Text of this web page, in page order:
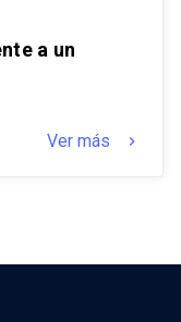
a un
Ver más keyboard_arrow_right